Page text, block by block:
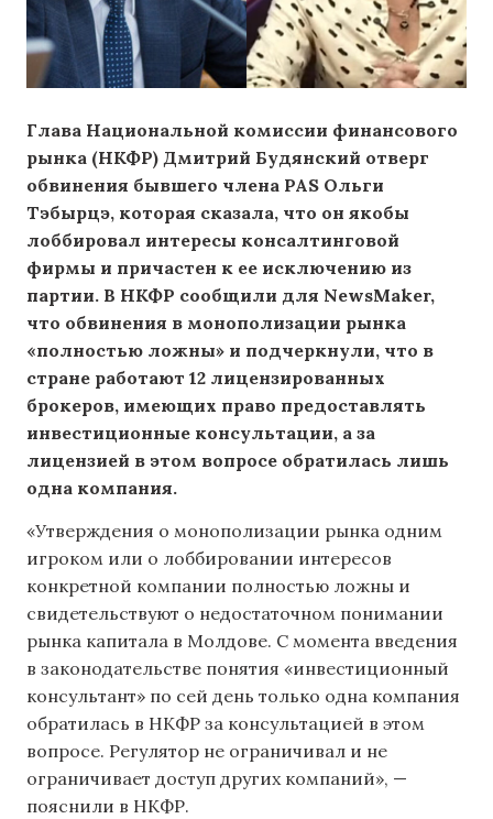
Глава Национальной комиссии финансового
рынка (НКФР) Дмитрий Будянский отверг
обвинения бывшего члена PAS Ольги
Тэбырцэ, которая сказала, что он якобы
лоббировал интересы консалтинговой
фирмы и причастен к ее исключению из
партии. В НКФР сообщили для NewsMaker,
что обвинения в монополизации рынка
«полностью ложны» и подчеркнули, что в
стране работают 12 лицензированных
брокеров, имеющих право предоставлять
инвестиционные консультации, а за
лицензией в этом вопросе обратилась лишь
одна компания.
«Утверждения о монополизации рынка одним
игроком или о лоббировании интересов
конкретной компании полностью ложны и
свидетельствуют о недостаточном понимании
рынка капитала в Молдове. С момента введения
в законодательстве понятия «инвестиционный
консультант» по сей день только одна компания
обратилась в НКФР за консультацией в этом
вопросе. Регулятор не ограничивал и не
ограничивает доступ других компаний», —
пояснили в НКФР.